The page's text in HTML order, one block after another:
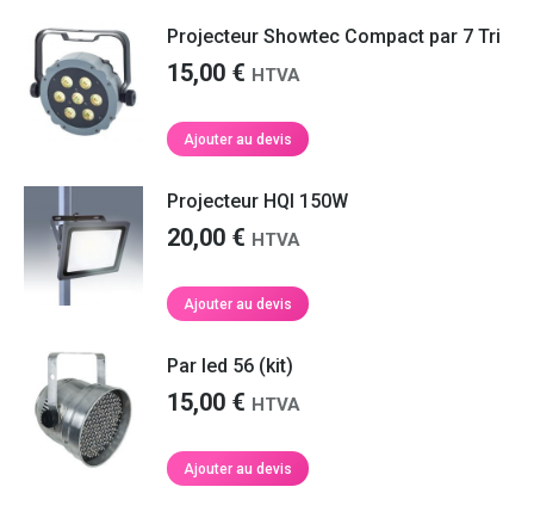
Projecteur Showtec Compact par 7 Tri
15,00 € HTVA
Ajouter au devis
Projecteur HQI 150W
20,00 € HTVA
Ajouter au devis
Par led 56 (kit)
15,00 € HTVA
Ajouter au devis